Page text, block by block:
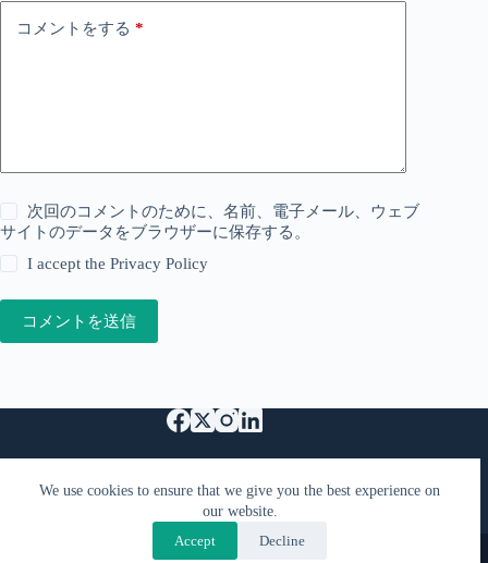
We use cookies to ensure that we give you the best experience on
our website.
Accept
Decline
コメントをする *
次回のコメントのために、名前、電子メール、ウェブ
サイトのデータをブラウザーに保存する。
I accept thePrivacy Policy
コメントを送信
プライバシーポリシーと利用規約
FAQ
お問い合わせ
Copyright © 2026 - KimiyaCast